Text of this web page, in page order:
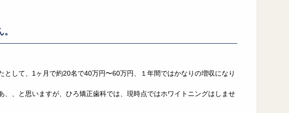
して、1ヶ月で約20名で40万円〜60万円、１年間ではかなりの増収になり
、と思いますが、ひろ矯正歯科では、現時点ではホワイトニングはしませ